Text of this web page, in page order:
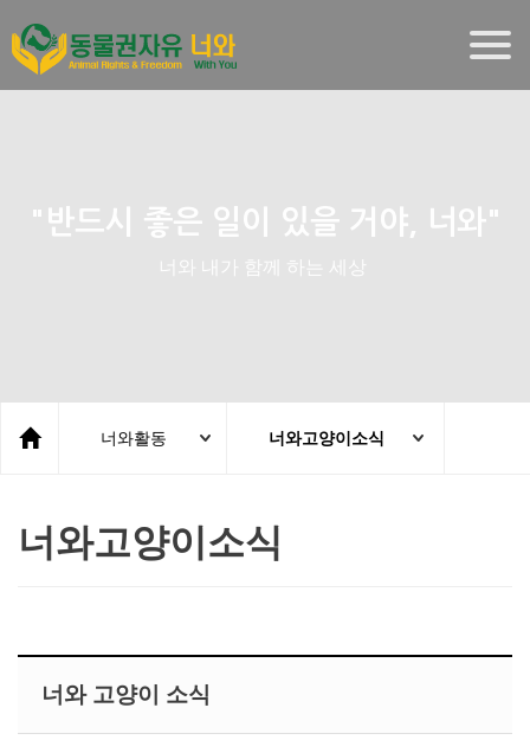
"반드시 좋은 일이 있을 거야, 너와"
너와 내가 함께 하는 세상
너와활동 너와고양이소식
너와고양이소식
너와 고양이 소식